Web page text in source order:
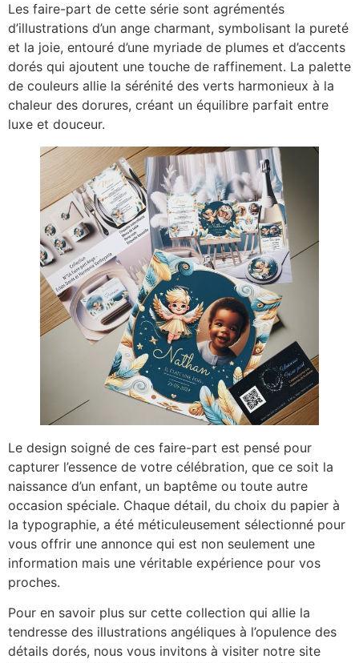
Les faire-part de cette série sont agrémentés
d’illustrations d’un ange charmant, symbolisant la pureté
et la joie, entouré d’une myriade de plumes et d’accents
dorés qui ajoutent une touche de raffinement. La palette
de couleurs allie la sérénité des verts harmonieux à la
chaleur des dorures, créant un équilibre parfait entre
luxe et douceur.
Le design soigné de ces faire-part est pensé pour
capturer l’essence de votre célébration, que ce soit la
naissance d’un enfant, un baptême ou toute autre
occasion spéciale. Chaque détail, du choix du papier à
la typographie, a été méticuleusement sélectionné pour
vous offrir une annonce qui est non seulement une
information mais une véritable expérience pour vos
proches.
Pour en savoir plus sur cette collection qui allie la
tendresse des illustrations angéliques à l’opulence des
détails dorés, nous vous invitons à visiter notre site